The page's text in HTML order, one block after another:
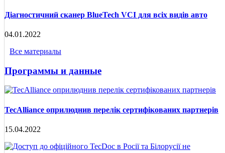
Діагностичний сканер BlueTech VCI для всіх видів авто
04.01.2022
Все материалы
Программы и данные
TecAlliance оприлюднив перелік сертифікованих партнерів
15.04.2022